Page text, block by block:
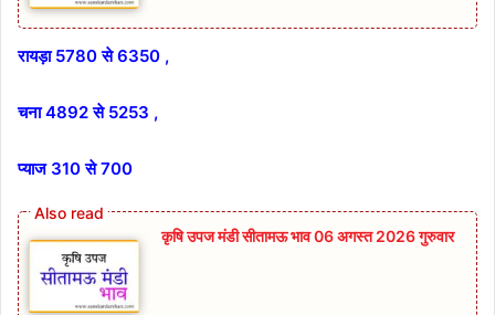
रायड़ा 5780 से 6350 ,
चना 4892 से 5253 ,
प्याज 310 से 700
कृषि उपज मंडी सीतामऊ भाव 06 अगस्त 2026 गुरुवार